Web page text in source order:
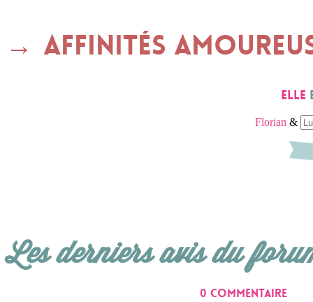
Affinités
Elle
Florian &
Les derniers avis du
0 commentaire